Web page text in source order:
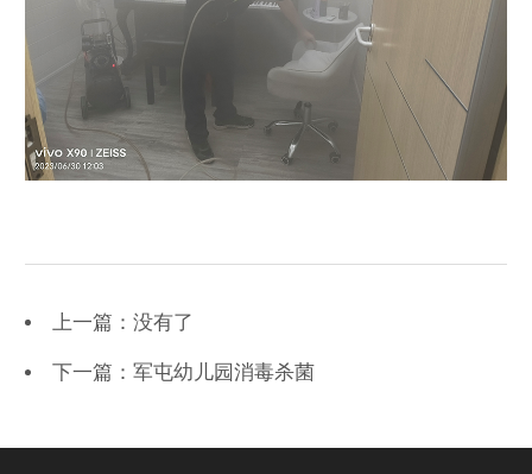
上一篇：没有了
下一篇：军屯幼儿园消毒杀菌